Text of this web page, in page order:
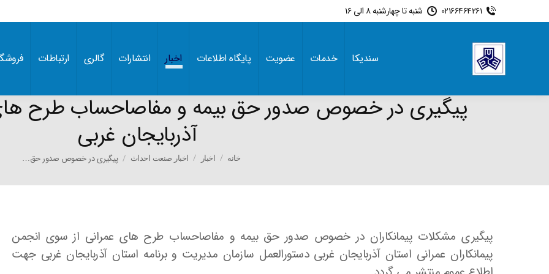
02166464261 شنبه تا چهارشنبه 8 الی 16
سندیکا خدمات عضویت پایگاه اطلاعات اخبار انتشارات گالری ارتباطات
پیگیری در خصوص صدور حق بیمه و مفاصاحساب طرح
آذربایجان غربی
You are here:
خانه اخبار اخبار صنعت احداث پیگیری در خصوص صدور حق…
پیگیری مشکلات پیمانکاران در خصوص صدور حق بیمه و مفاصاحساب طرح های عمرانی از سوی انجمن
پیمانکاران عمرانی استان آذربایجان غربی دستورالعمل سازمان مدیریت و برنامه استان آذربایجان غربی جهت